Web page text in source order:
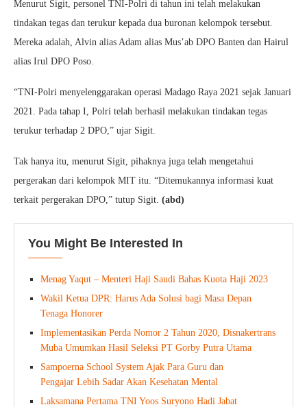
Menurut Sigit, personel TNI-Polri di tahun ini telah melakukan
tindakan tegas dan terukur kepada dua buronan kelompok tersebut.
Mereka adalah, Alvin alias Adam alias Mus’ab DPO Banten dan Hairul
alias Irul DPO Poso.
“TNI-Polri menyelenggarakan operasi Madago Raya 2021 sejak Januari
2021. Pada tahap I, Polri telah berhasil melakukan tindakan tegas
terukur terhadap 2 DPO,” ujar Sigit.
Tak hanya itu, menurut Sigit, pihaknya juga telah mengetahui
pergerakan dari kelompok MIT itu. “Ditemukannya informasi kuat
terkait pergerakan DPO,” tutup Sigit. (abd)
You Might Be Interested In
Menag Yaqut – Menteri Haji Saudi Bahas Kuota Haji 2023
Wakil Ketua DPR: Harus Ada Solusi bagi Masa Depan
Tenaga Honorer
Implementasikan Perda Nomor 2 Tahun 2020, Disnakertrans
Muba Umumkan Hasil Seleksi PT Gorby Putra Utama
Sampoerna School System Ajak Para Guru dan
Pengajar Lebih Sadar Akan Kesehatan Mental
Laksamana Pertama TNI Yoos Suryono Hadi Jabat